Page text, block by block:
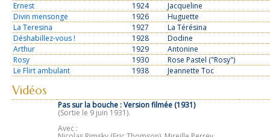
Ernest 1924
Jacqueline
Divin mensonge
1926
Huguette
La Teresina
1927
La Térésina
Déshabillez-vous !
1928
Dodine
Arthur
1929
Antonine
Rosy
1930
Rose Pastel ("Rosy")
Le Flirt ambulant
1938 Jeannette Toc
Vidéos
Pas sur la bouche :Version filmée (1931)
(Sortie le 9 juin 1931).
Avec :